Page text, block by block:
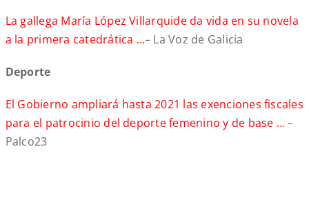
La gallega María López Villarquide da vida en su novela
a la primera catedrática …– La Voz de Galicia
Deporte
El Gobierno ampliará hasta 2021 las exenciones fiscales
para el patrocinio del deporte femenino y de base …–
Palco23